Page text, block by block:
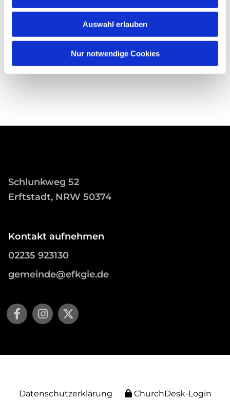
Auswahl erlauben
Nur notwendige Cookies
Schlunkweg 52
Erftstadt, NRW 50374
Kontakt aufnehmen
02235 923130
gemeinde@efkgie.de
Datenschutzerklärung ChurchDesk-Login